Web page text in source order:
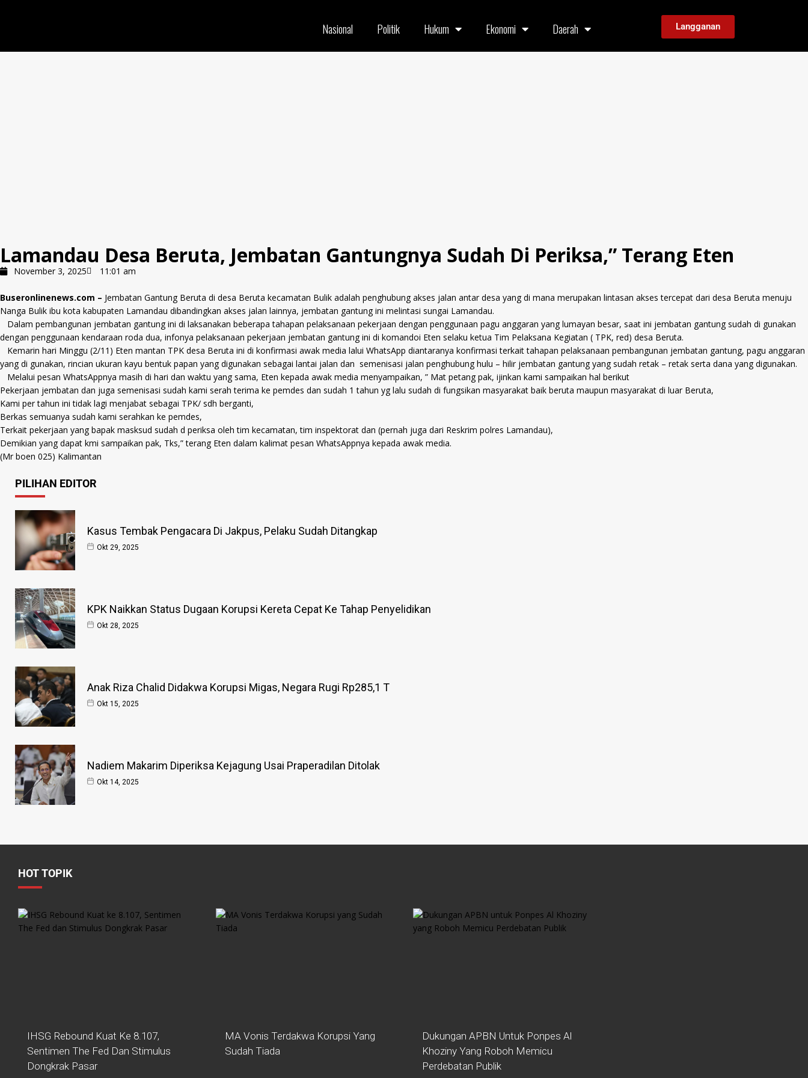
Nasional Politik Hukum Ekonomi Daerah Langganan
Lamandau Desa Beruta, Jembatan Gantungnya Sudah Di Periksa,” Terang Eten
November 3, 2025 11:01 am
Buseronlinenews.com – Jembatan Gantung Beruta di desa Beruta kecamatan Bulik adalah penghubung akses jalan antar desa yang di mana merupakan lintasan akses tercepat dari desa Beruta menuju
Nanga Bulik ibu kota kabupaten Lamandau dibandingkan akses jalan lainnya, jembatan gantung ini melintasi sungai Lamandau.
Dalam pembangunan jembatan gantung ini di laksanakan beberapa tahapan pelaksanaan pekerjaan dengan penggunaan pagu anggaran yang lumayan besar, saat ini jembatan gantung sudah di gunakan
dengan penggunaan kendaraan roda dua, infonya pelaksanaan pekerjaan jembatan gantung ini di komandoi Eten selaku ketua Tim Pelaksana Kegiatan ( TPK, red) desa Beruta.
Kemarin hari Minggu (2/11) Eten mantan TPK desa Beruta ini di konfirmasi awak media lalui WhatsApp diantaranya konfirmasi terkait tahapan pelaksanaan pembangunan jembatan gantung, pagu anggaran
yang di gunakan, rincian ukuran kayu bentuk papan yang digunakan sebagai lantai jalan dan semenisasi jalan penghubung hulu – hilir jembatan gantung yang sudah retak – retak serta dana yang digunakan.
Melalui pesan WhatsAppnya masih di hari dan waktu yang sama, Eten kepada awak media menyampaikan, ” Mat petang pak, ijinkan kami sampaikan hal berikut
Pekerjaan jembatan dan juga semenisasi sudah kami serah terima ke pemdes dan sudah 1 tahun yg lalu sudah di fungsikan masyarakat baik beruta maupun masyarakat di luar Beruta,
Kami per tahun ini tidak lagi menjabat sebagai TPK/ sdh berganti,
Berkas semuanya sudah kami serahkan ke pemdes,
Terkait pekerjaan yang bapak masksud sudah d periksa oleh tim kecamatan, tim inspektorat dan (pernah juga dari Reskrim polres Lamandau),
Demikian yang dapat kmi sampaikan pak, Tks,” terang Eten dalam kalimat pesan WhatsAppnya kepada awak media.
(Mr boen 025) Kalimantan
PILIHAN EDITOR
Kasus Tembak Pengacara Di Jakpus, Pelaku Sudah Ditangkap
Okt 29, 2025
KPK Naikkan Status Dugaan Korupsi Kereta Cepat Ke Tahap Penyelidikan
Okt 28, 2025
Anak Riza Chalid Didakwa Korupsi Migas, Negara Rugi Rp285,1 T
Okt 15, 2025
Nadiem Makarim Diperiksa Kejagung Usai Praperadilan Ditolak
Okt 14, 2025
HOT TOPIK
IHSG Rebound Kuat Ke 8.107,
Sentimen The Fed Dan Stimulus
Dongkrak Pasar
MA Vonis Terdakwa Korupsi Yang
Sudah Tiada
Dukungan APBN Untuk Ponpes Al
Khoziny Yang Roboh Memicu
Perdebatan Publik